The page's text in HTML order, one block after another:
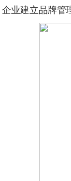
企业建立品牌管